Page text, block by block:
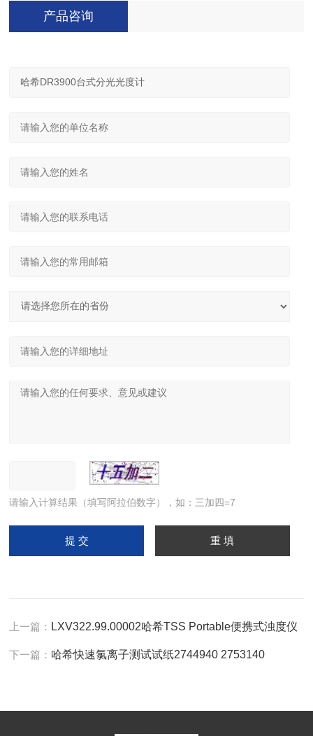
产品咨询
请输入计算结果（填写阿拉伯数字），如：三加四=7
上一篇： LXV322.99.00002哈希TSS Portable便携式浊度仪
下一篇： 哈希快速氯离子测试试纸2744940 2753140